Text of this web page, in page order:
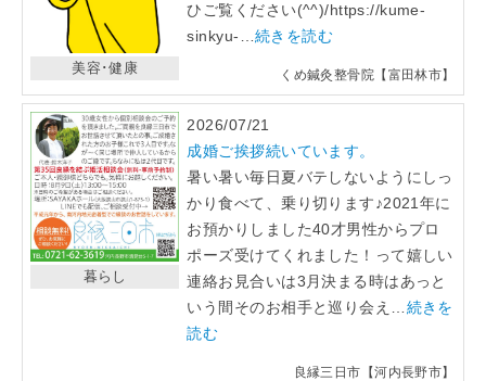
ひご覧ください(^^)/https://kume-
sinkyu-…続きを読む
くめ鍼灸整骨院【富田林市】
美容･健康
2026/07/21
成婚ご挨拶続いています。
暑い暑い毎日夏バテしないようにしっ
かり食べて、乗り切ります♪2021年に
お預かりしました40才男性からプロ
ポーズ受けてくれました！って嬉しい
連絡お見合いは3月決まる時はあっと
いう間そのお相手と巡り会え… 続きを
読む
良縁三日市【河内長野市】
暮らし